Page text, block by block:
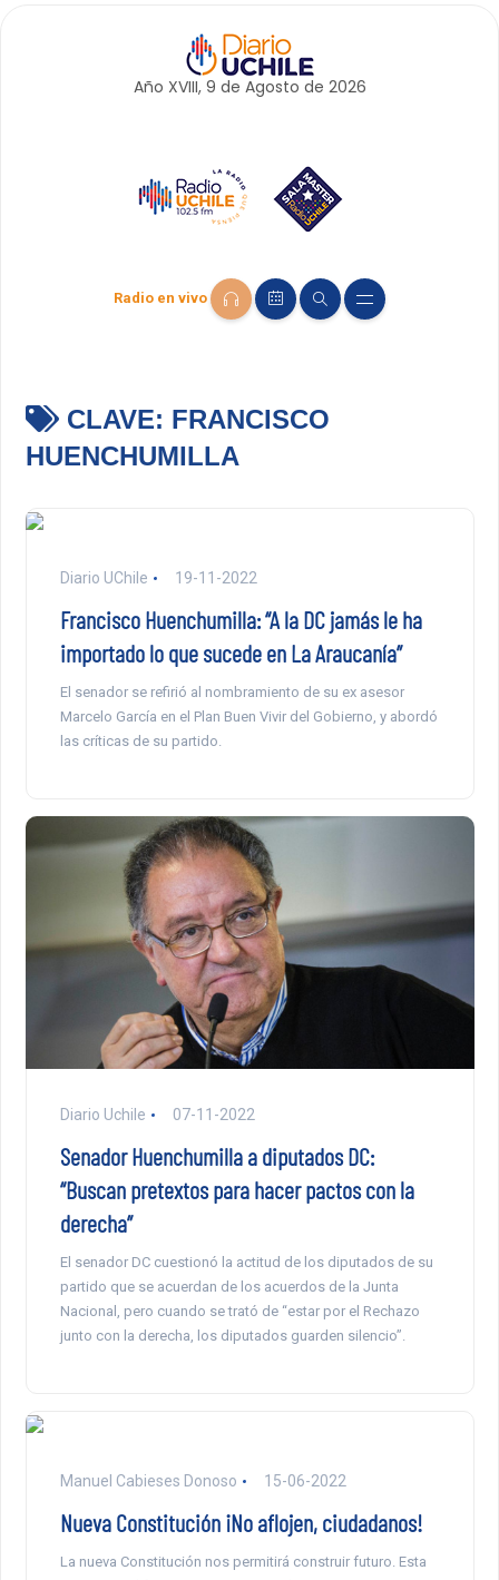
Año XVIII, 9 de Agosto de 2026
Radio en vivo
CLAVE: FRANCISCO
HUENCHUMILLA
Diario UChile 19-11-2022
Francisco Huenchumilla: “A la DC jamás le ha
importado lo que sucede en La Araucanía”
El senador se refirió al nombramiento de su ex asesor
Marcelo García en el Plan Buen Vivir del Gobierno, y abordó
las críticas de su partido.
Diario Uchile 07-11-2022
Senador Huenchumilla a diputados DC:
“Buscan pretextos para hacer pactos con la
derecha”
El senador DC cuestionó la actitud de los diputados de su
partido que se acuerdan de los acuerdos de la Junta
Nacional, pero cuando se trató de “estar por el Rechazo
junto con la derecha, los diputados guarden silencio”.
Manuel Cabieses Donoso 15-06-2022
Nueva Constitución ¡No aflojen, ciudadanos!
La nueva Constitución nos permitirá construir futuro. Esta